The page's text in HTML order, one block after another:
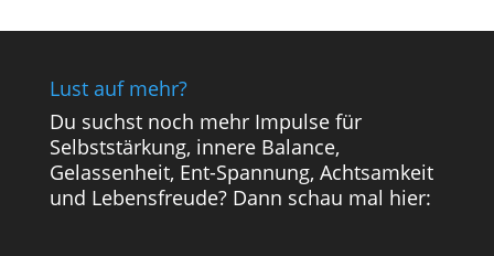
Lust auf mehr?
Du suchst noch mehr Impulse für
Selbststärkung, innere Balance,
Gelassenheit, Ent-Spannung, Achtsamkeit
und Lebensfreude? Dann schau mal hier: